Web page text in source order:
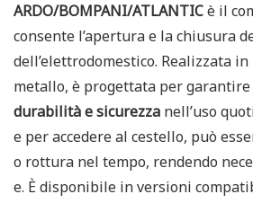
ARDO/BOMPANI/ATLANTICè il
consente l’apertura e la chiusura
dell’elettrodomestico. Realizzata
metallo, è progettata per garantire
durabilità e sicurezza nell’uso
e per accedere al cestello, può
o rottura nel tempo, rendendo
e. È disponibile in versioni